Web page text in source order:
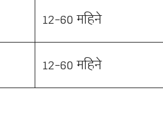
12-60 महिने
12-60 महिने